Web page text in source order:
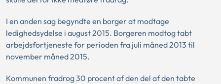
I en anden sag begyndte en borger at modtage
ledighedsydelse i august 2015. Borgeren modtog tabt
arbejdsfortjeneste for perioden fra juli måned 2013 til
november måned 2015.
Kommunen fradrog 30 procent af den del af den tabte